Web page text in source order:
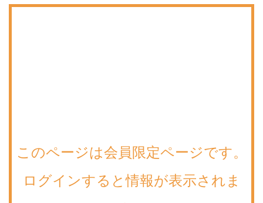
このページは会員限定ページです。
ログインすると情報が表示されま